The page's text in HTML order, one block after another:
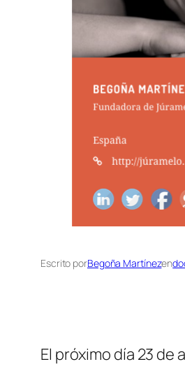
Escrito porBegoña Martínezen
El próximo día 23 de